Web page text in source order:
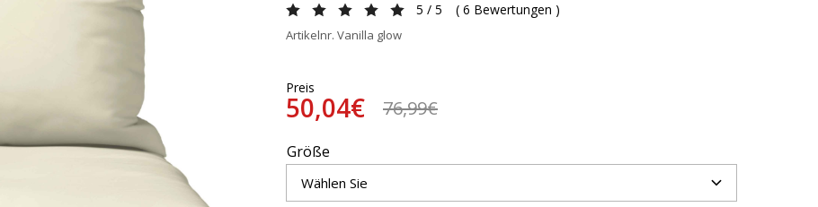
5 / 5 ( 6 Bewertungen )
Artikelnr. Vanilla glow
Preis
50,04€ 76,99€
Größe